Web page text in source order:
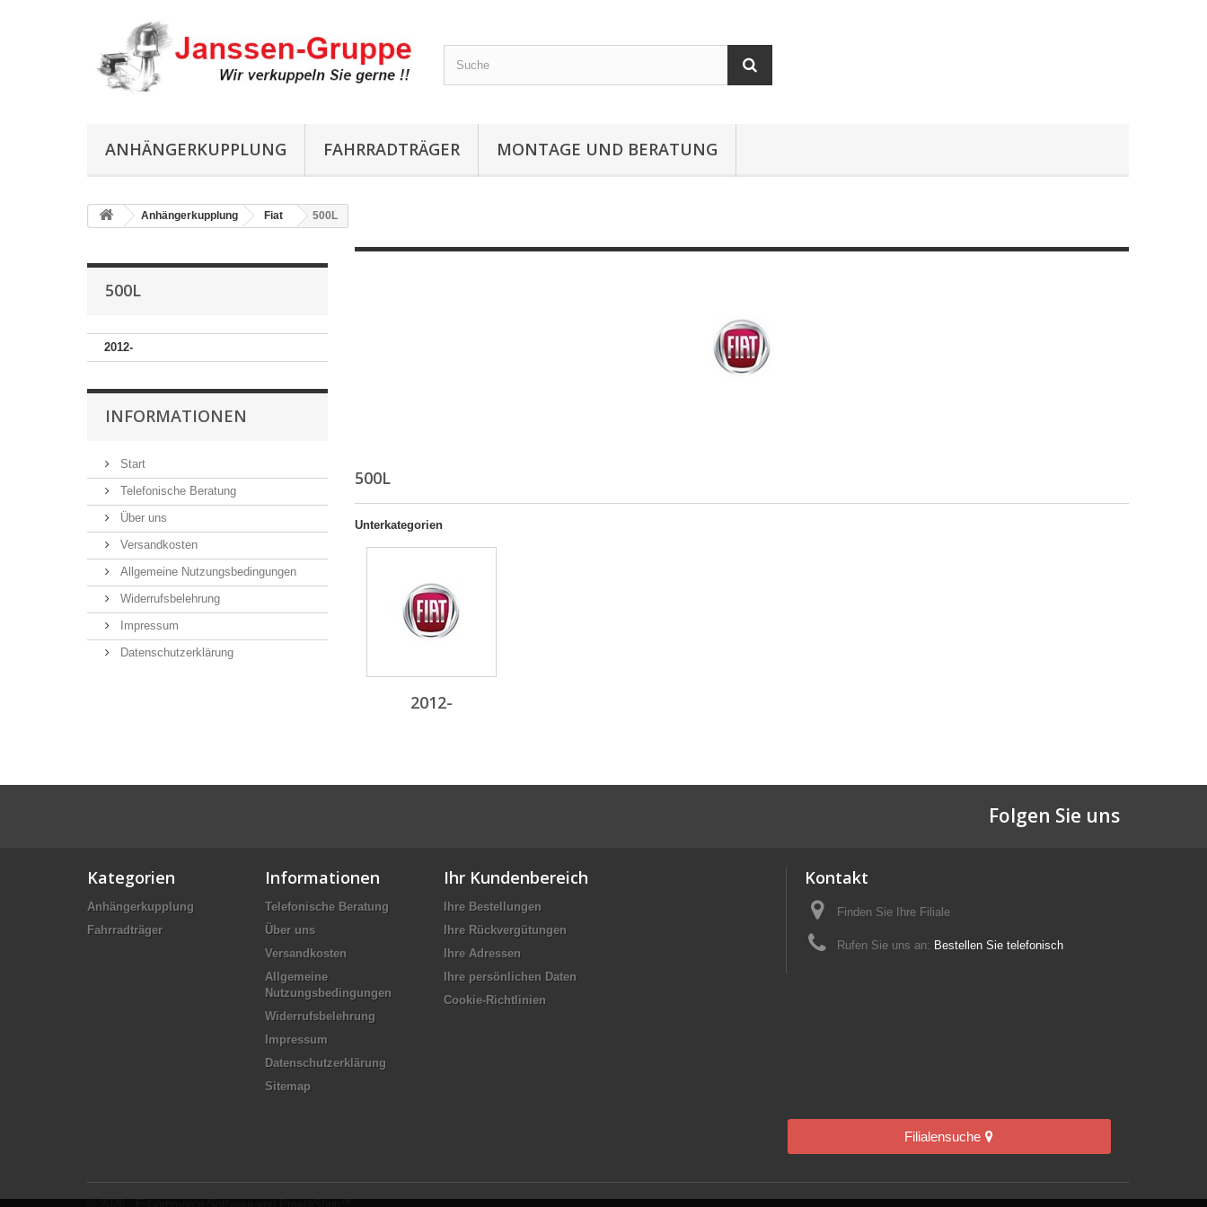
ANHÄNGERKUPPLUNG FAHRRADTRÄGER MONTAGE UND BERATUNG
Anhängerkupplung Fiat 500L
500L
2012-
INFORMATIONEN
Start
Telefonische Beratung
Über uns
Versandkosten
Allgemeine Nutzungsbedingungen
Widerrufsbelehrung
Impressum
Datenschutzerklärung
500L
Unterkategorien
2012-
Folgen Sie uns
Kategorien
Anhängerkupplung
Fahrradträger
Informationen
Telefonische Beratung
Über uns
Versandkosten
Allgemeine
Nutzungsbedingungen
Widerrufsbelehrung
Impressum
Datenschutzerklärung
Sitemap
© 2026 - E-Commerce Software von PrestaShop™
Ihr Kundenbereich
Ihre Bestellungen
Ihre Rückvergütungen
Ihre Adressen
Ihre persönlichen Daten
Cookie-Richtlinien
Kontakt
Finden Sie Ihre Filiale
Rufen Sie uns an: Bestellen Sie telefonisch
Filialensuche